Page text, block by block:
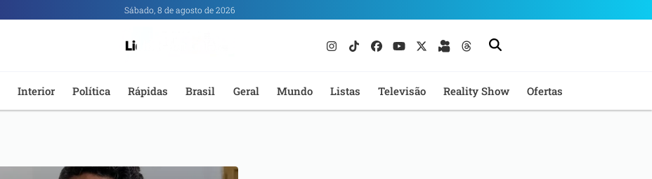
Sábado, 8 de agosto de 2026
Interior Política Rápidas Brasil Geral Mundo Listas Televisão Reality Show Ofertas